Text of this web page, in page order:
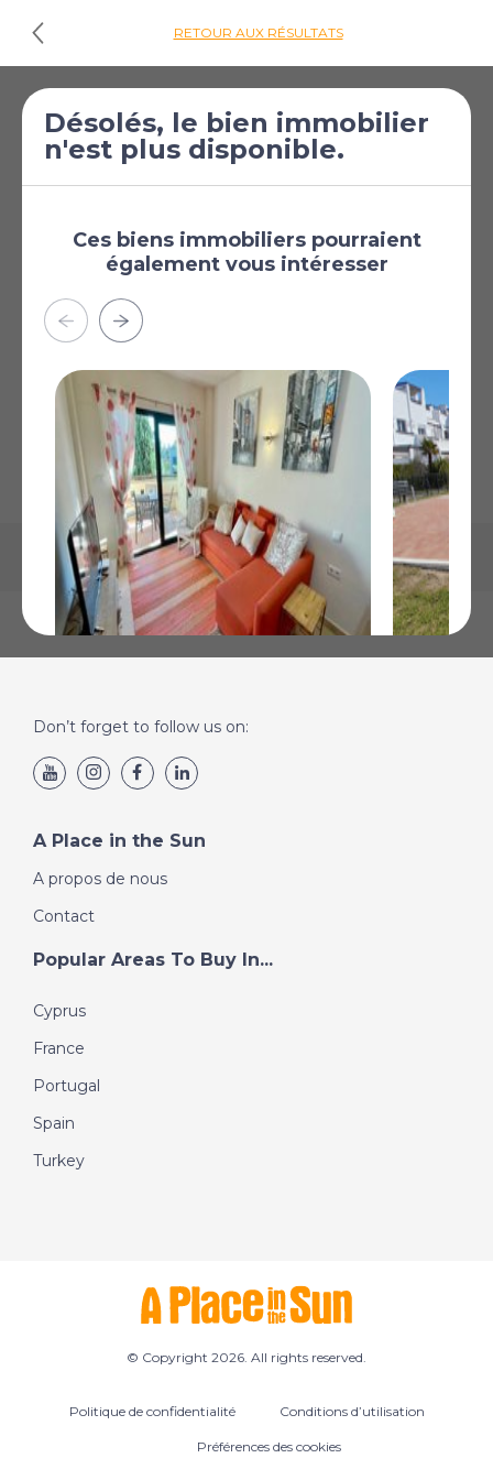
RETOUR AUX RÉSULTATS
Appartement de 2
chambres à vendre
Murcie, Espagne
€169 900
AFFICHER SUR LA CARTE
La carte peut ne pas indiquer l'emplacement exact
Désolés, le bien immobilier
n'est plus disponible.
Ces biens immobiliers pourraient
également vous intéresser
Hacienda del Alamo, Murcie
Plus de Détails
Don’t forget to follow us on:
A Place in the Sun
A propos de nous
Contact
Popular Areas To Buy In...
Cyprus
France
Portugal
Spain
Turkey
© Copyright 2026. All rights reserved.
Politique de confidentialité Conditions d’utilisation
Préférences des cookies